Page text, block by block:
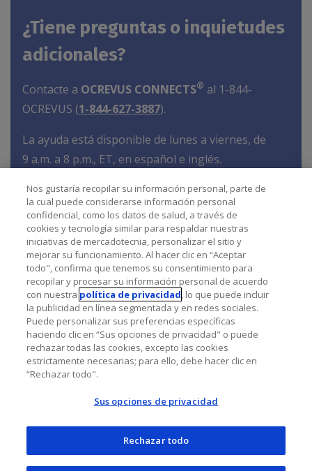
¿Tiene preguntas o inquietudes
adicionales?
Contacte a OCREVUS CONNECTS® al 1-844-
OCREVUS (1-844-627-3887).
La ayuda está disponible de lunes a viernes, de
9 a.m. a 8 p.m., ET, en español e inglés.
SIGUIENTE: Conectarse para ayuda
Nos gustaría recopilar su información personal, parte de
la cual puede considerarse información personal
confidencial, como los datos de salud, a través de
cookies y tecnología similar para respaldar nuestras
iniciativas de mercadotecnia, personalizar el sitio y
mejorar su funcionamiento. Al hacer clic en “Aceptar
todo", confirma que tenemos su consentimiento para
recopilar y procesar su información personal de acuerdo
con nuestra política de privacidad, lo que puede incluir
la publicidad en línea segmentada y en redes sociales.
Puede personalizar sus preferencias específicas
haciendo clic en “Sus opciones de privacidad" o puede
rechazar todas las cookies, excepto las cookies
estrictamente necesarias; para ello, debe hacer clic en
“Rechazar todo".
Sus opciones de privacidad
Rechazar todo